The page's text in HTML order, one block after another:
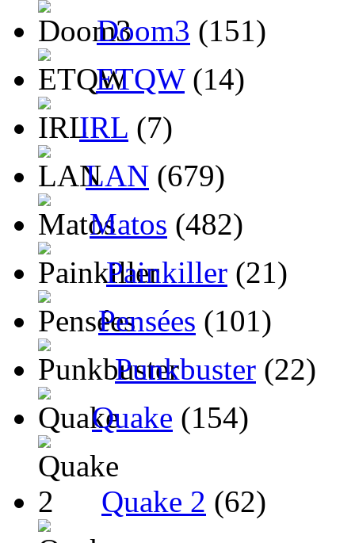
Doom3 (151)
ETQW(14)
IRL (7)
LAN (679)
Matos (482)
Painkiller (21)
Pensées (101)
Punkbuster (22)
Quake (154)
Quake 2 (62)